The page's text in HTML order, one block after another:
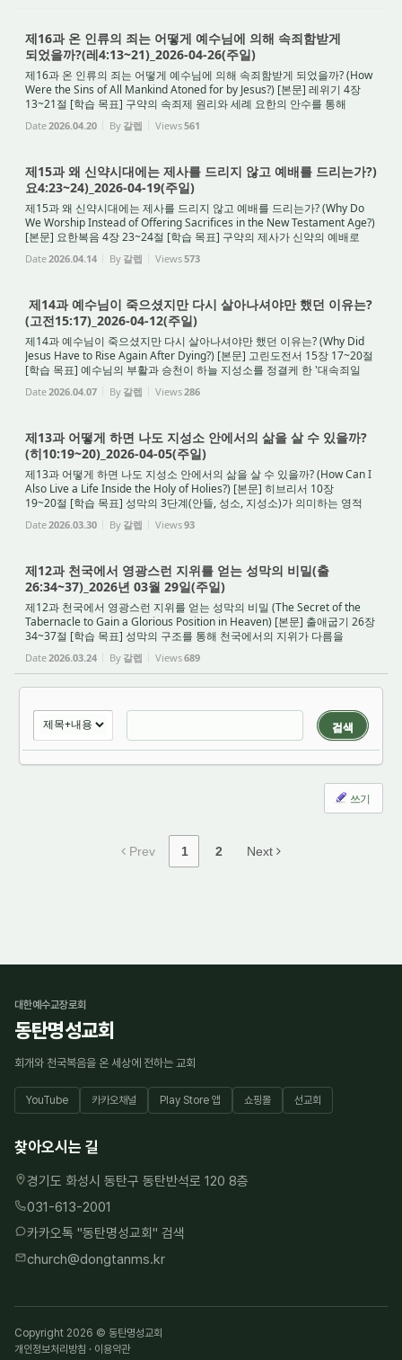
제16과 온 인류의 죄는 어떻게 예수님에 의해 속죄함받게
되었을까?(레4:13~21)_2026-04-26(주일)
제16과 온 인류의 죄는 어떻게 예수님에 의해 속죄함받게 되었을까? (How
Were the Sins of All Mankind Atoned for by Jesus?) [본문] 레위기 4장
13~21절 [학습 목표] 구약의 속죄제 원리와 세례 요한의 안수를 통해
인류의 죄가 어떻게 예수님께 합법적으로...
Date2026.04.20 By 갈렙 Views561
제15과 왜 신약시대에는 제사를 드리지 않고 예배를 드리는가?)
요4:23~24)_2026-04-19(주일)
제15과 왜 신약시대에는 제사를 드리지 않고 예배를 드리는가? (Why Do
We Worship Instead of Offering Sacrifices in the New Testament Age?)
[본문] 요한복음 4장 23~24절 [학습 목표] 구약의 제사가 신약의 예배로
바뀐 구속사적 이유를 알고, 영과 진리...
Date2026.04.14 By 갈렙 Views573
제14과 예수님이 죽으셨지만 다시 살아나셔야만 했던 이유는?
(고전15:17)_2026-04-12(주일)
제14과 예수님이 죽으셨지만 다시 살아나셔야만 했던 이유는? (Why Did
Jesus Have to Rise Again After Dying?) [본문] 고린도전서 15장 17~20절
[학습 목표] 예수님의 부활과 승천이 하늘 지성소를 정결케 한 '대속죄일
제사'의 완성임을 깨닫고, 매일의 회...
Date2026.04.07 By 갈렙 Views286
제13과 어떻게 하면 나도 지성소 안에서의 삶을 살 수 있을까?
(히10:19~20)_2026-04-05(주일)
제13과 어떻게 하면 나도 지성소 안에서의 삶을 살 수 있을까? (How Can I
Also Live a Life Inside the Holy of Holies?) [본문] 히브리서 10장
19~20절 [학습 목표] 성막의 3단계(안뜰, 성소, 지성소)가 의미하는 영적
깊이를 깨닫고, 철저한 회개와 영의 주...
Date2026.03.30 By 갈렙 Views93
제12과 천국에서 영광스런 지위를 얻는 성막의 비밀(출
26:34~37)_2026년 03월 29일(주일)
제12과 천국에서 영광스런 지위를 얻는 성막의 비밀 (The Secret of the
Tabernacle to Gain a Glorious Position in Heaven) [본문] 출애굽기 26장
34~37절 [학습 목표] 성막의 구조를 통해 천국에서의 지위가 다름을
깨닫고, 뜰에 머무는 이기적인 신앙을 넘...
Date2026.03.24 By 갈렙 Views689
검색
쓰기
Prev 1 2 Next
대한예수교장로회
동탄명성교회
회개와 천국복음을 온 세상에 전하는 교회
YouTube 카카오채널 Play Store 앱 쇼핑몰 선교회
찾아오시는 길
경기도 화성시 동탄구 동탄반석로 120 8층
031-613-2001
카카오톡 "동탄명성교회" 검색
church@dongtanms.kr
Copyright 2026 © 동탄명성교회
개인정보처리방침 · 이용약관